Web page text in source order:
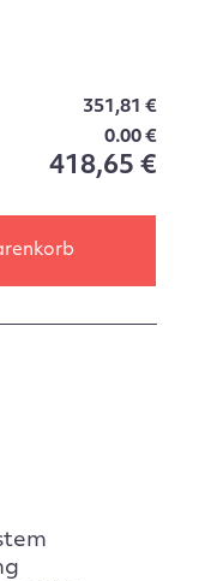
351,81 €
0.00 €
418,65 €